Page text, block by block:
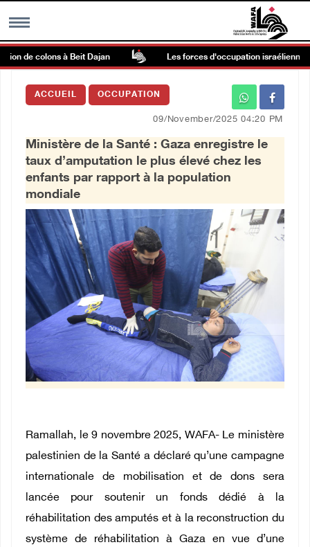
MENU
Galerie d’images
Centre palestinien
العربية
English
de colons à Beit Dajan Les forces d'occupation israéliennes
ACCUEIL OCCUPATION
09/November/2025 04:20 PM
Ministère de la Santé : Gaza enregistre le
taux d’amputation le plus élevé chez les
enfants par rapport à la population
mondiale
Ramallah, le 9 novembre 2025, WAFA- Le ministère
palestinien de la Santé a déclaré qu’une campagne
internationale de mobilisation et de dons sera
lancée pour soutenir un fonds dédié à la
réhabilitation des amputés et à la reconstruction du
système de réhabilitation à Gaza en vue d’une